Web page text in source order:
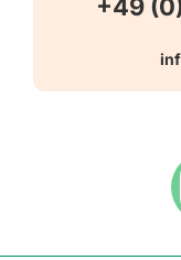
Warn-,
Versandarten
+49